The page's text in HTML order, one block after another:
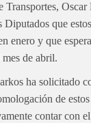
Oscar
que
enero y que
de abril.
ha solicitado
de
contar con